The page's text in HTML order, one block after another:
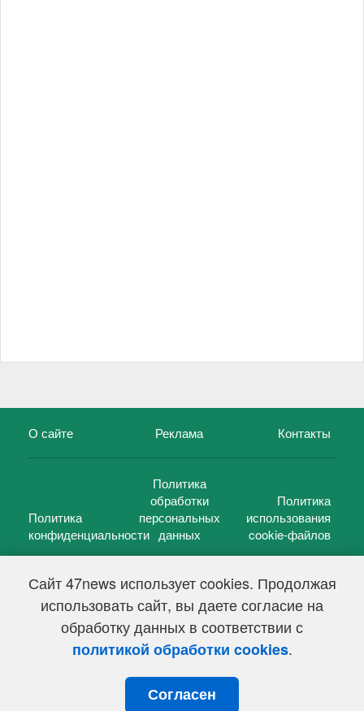
Сайт 47news использует cookies. Продолжая
использовать сайт, вы даете согласие на
обработку данных в соответствии с
политикой обработки cookies.
Согласен
О сайте Реклама Контакты
Политика
конфиденциальности
Политика
обработки
персональных
данных
Политика
использования
cookie-файлов
47 новостей (47 news)2005 — 2026 г.
Свидетельство о регистрации СМИ Эл № ФС 77-39848, выдано
Федеральной службой по надзору в сфере связи,
информационных технологий и массовых коммуникаций